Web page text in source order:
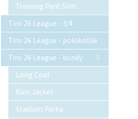
Training Pant Slim
Tiro 26 League - 3/4
Tiro 26 League - polokošile
Tiro 26 League - bundy
Long Coat
Rain Jacket
Stadium Parka